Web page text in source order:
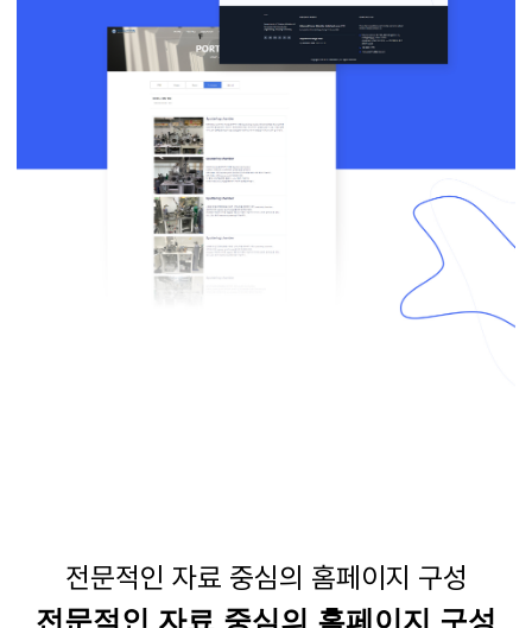
전문적인 자료 중심의 홈페이지 구성
전문적인 자료 중심의 홈페이지 구성